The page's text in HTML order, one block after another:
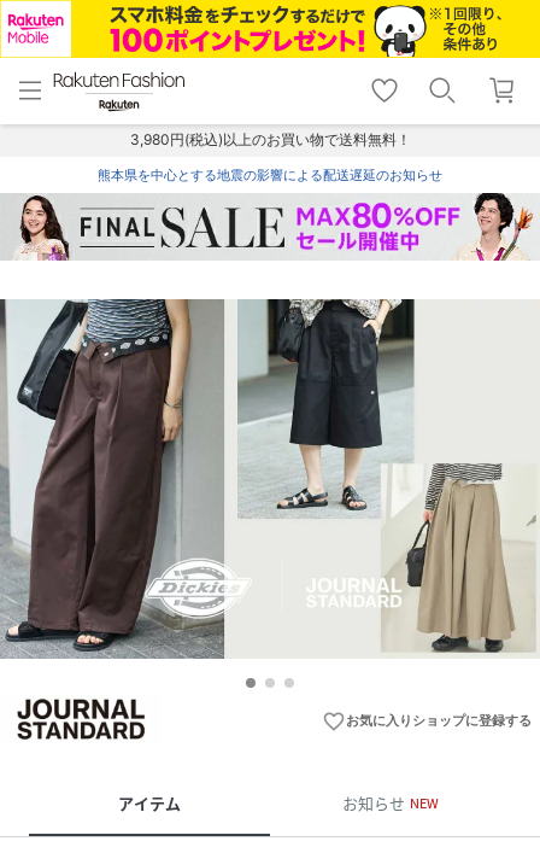
menu home
トップ
shopping_cart lock_outline
ログイン
3,980円(税込)以上のお買い物で送料無料！
熊本県を中心とする地震の影響による配送遅延のお知らせ
favorite_borderお気に入りショップに登録する
アイテム お知らせ NEW